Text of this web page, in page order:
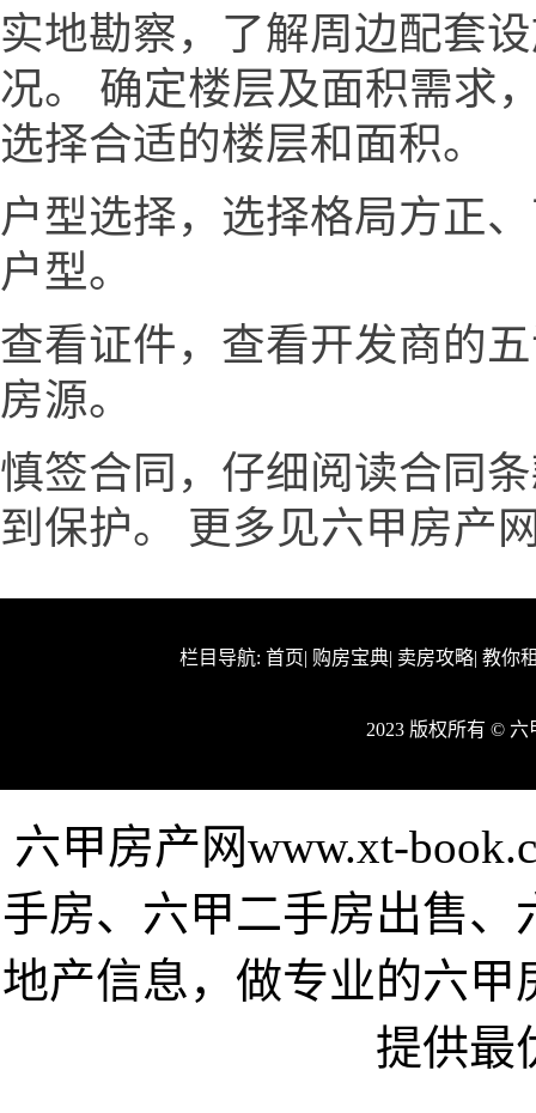
实地勘察，了解周边配套
况。 确定楼层及面积需求
选择合适的楼层和面积。
户型选择，选择格局方正
户型。
查看证件，查看开发商的
房源。
慎签合同，仔细阅读合同
到保护。 更多见六甲房产
栏目导航: 首页| 购房宝典| 卖房攻略| 教你
2023 版权所有 ©
六甲房产网www.xt-
手房、六甲二手房出售
地产信息，做专业的六
提供最